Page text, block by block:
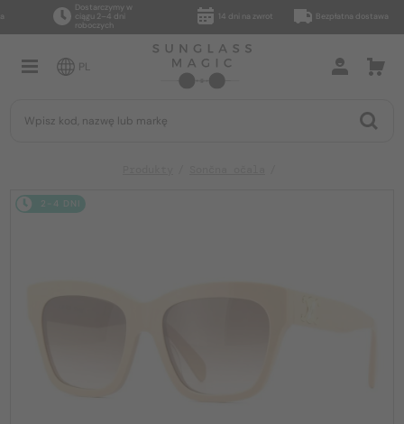
Dostarczymy w
ciągu 2–4 dni
roboczych
14 dni na zwrot Bezpłatna dostawa
PL
2-4 DNI